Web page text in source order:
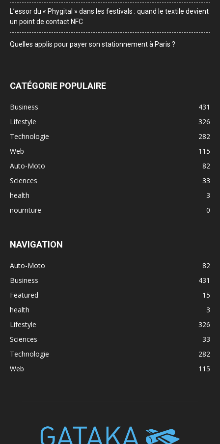
L’essor du « Phygital » dans les festivals : quand le textile devient
un point de contact NFC
Quelles applis pour payer son stationnement à Paris ?
CATÉGORIE POPULAIRE
Business
431
Lifestyle
326
Technologie
282
Web
115
Auto-Moto
82
Sciences
33
health
3
nourriture
0
NAVIGATION
Auto-Moto
82
Business
431
Featured
15
health
3
Lifestyle
326
Sciences
33
Technologie
282
Web
115